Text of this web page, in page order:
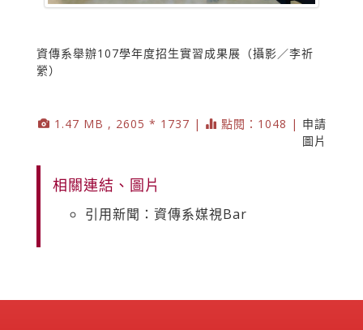
資傳系舉辦107學年度招生實習成果展（攝影／李祈
縈）
1.47 MB , 2605 * 1737 | 點閱：1048 | 申請
圖片
相關連結、圖片
引用新聞：資傳系媒視Bar